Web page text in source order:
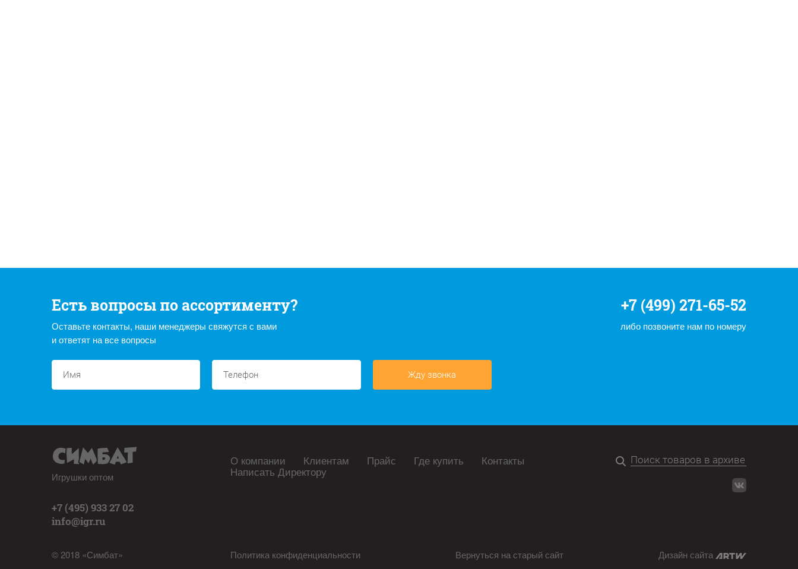
Есть вопросы по ассортименту?
Оставьте контакты, наши менеджеры свяжутся с вами
и ответят на все вопросы
+7 (499) 271-65-52
либо позвоните нам по номеру
Жду звонка
Игрушки оптом
+7 (495) 933 27 02
info@igr.ru
© 2018 «Симбат»
О компании Клиентам Прайс Где купить Контакты
Написать Директору
Политика конфиденциальности Вернуться на старый сайт Дизайн сайта